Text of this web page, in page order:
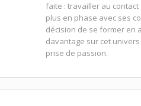
faite : travailler au
plus en phase avec ses
décision de se former en
davantage sur cet
prise de passion.